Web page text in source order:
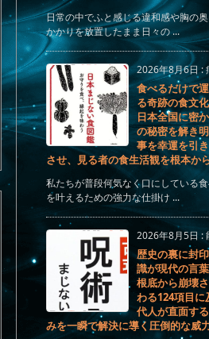
日常の中でふと感じる違和感や胸の
かかりを放置したまま日々の ...
2026年8月6日:
食べるだけで
る奇跡の食文
日本全国に密
の秘密を解き
事を幸運を引
させ、見る者の食生活観を根本か
私たちが普段何気なく口にしている
を叶えるための強力な仕掛け ...
2026年8月5日 :
歴史の裏に封
識が現代の言
根底から崩壊
わる124項目
代人が直面す
みを一瞬で解決に導く圧倒的な威